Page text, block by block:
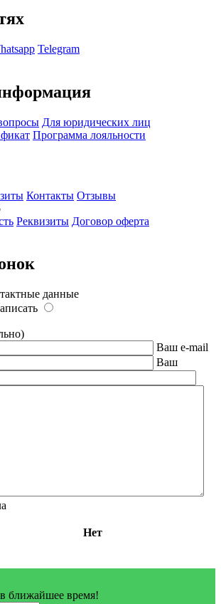
Telegram
Для юридических лиц
Программа лояльности
Контакты Отзывы
Реквизиты Договор оферта
данные
Ваш e-mail
Ваш
Нет
в ближайшее время!